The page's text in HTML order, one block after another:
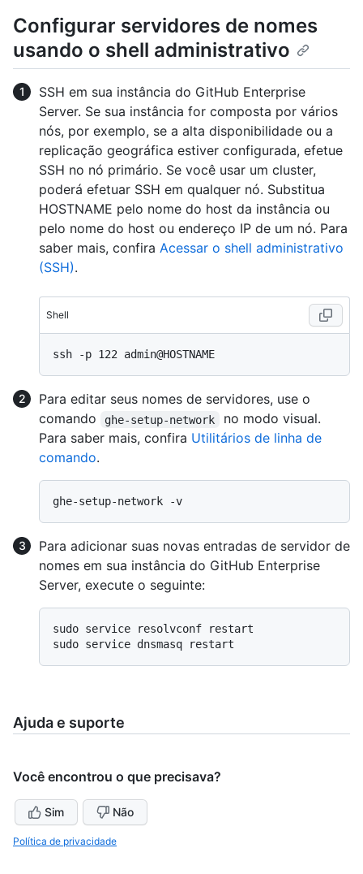
Configurar servidores de nomes
usando o shell administrativo
SSH em sua instância do GitHub Enterprise
Server. Se sua instância for composta por vários
nós, por exemplo, se a alta disponibilidade ou a
replicação geográfica estiver configurada, efetue
SSH no nó primário. Se você usar um cluster,
poderá efetuar SSH em qualquer nó. Substitua
HOSTNAME pelo nome do host da instância ou
pelo nome do host ou endereço IP de um nó. Para
saber mais, confira Acessar o shell administrativo
(SSH).
Shell
Para editar seus nomes de servidores, use o
comando
ghe-setup-network
no modo visual.
Para saber mais, confira Utilitários de linha de
comando.
Para adicionar suas novas entradas de servidor de
nomes em sua instância do GitHub Enterprise
Server, execute o seguinte:
sudo service resolvconf restart
Ajuda e suporte
Você encontrou o que precisava?
Sim Não
Política de privacidade